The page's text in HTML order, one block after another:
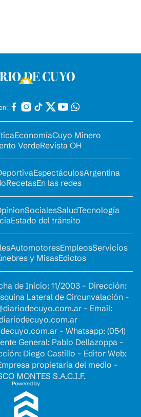
EconomíaCuyo Minero
VerdeRevista OH
EspectáculosArgentina
RecetasEn las redes
SocialesSaludTecnología
Estado del tránsito
AutomotoresEmpleosServicios
y MisasEdictos
de Inicio: 11/2003 - Dirección:
Lateral de Circunvalación -
- Email:
- Whatsapp: (054)
General: Pablo Dellazoppa -
Diego Castillo - Editor Web:
propietaria del medio -
MONTES S.A.C.I.F.